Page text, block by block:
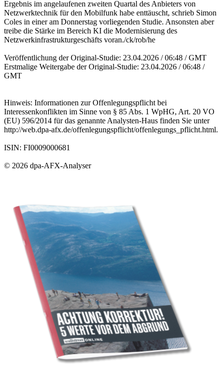
Ergebnis im angelaufenen zweiten Quartal des Anbieters von
Netzwerktechnik für den Mobilfunk habe enttäuscht, schrieb Simon
Coles in einer am Donnerstag vorliegenden Studie. Ansonsten aber
treibe die Stärke im Bereich KI die Modernisierung des
Netzwerkinfrastrukturgeschäfts voran./ck/rob/he
Veröffentlichung der Original-Studie: 23.04.2026 / 06:48 / GMT
Erstmalige Weitergabe der Original-Studie: 23.04.2026 / 06:48 /
GMT
Hinweis: Informationen zur Offenlegungspflicht bei
Interessenkonflikten im Sinne von § 85 Abs. 1 WpHG, Art. 20 VO
(EU) 596/2014 für das genannte Analysten-Haus finden Sie unter
http://web.dpa-afx.de/offenlegungspflicht/offenlegungs_pflicht.html.
ISIN: FI0009000681
© 2026 dpa-AFX-Analyser